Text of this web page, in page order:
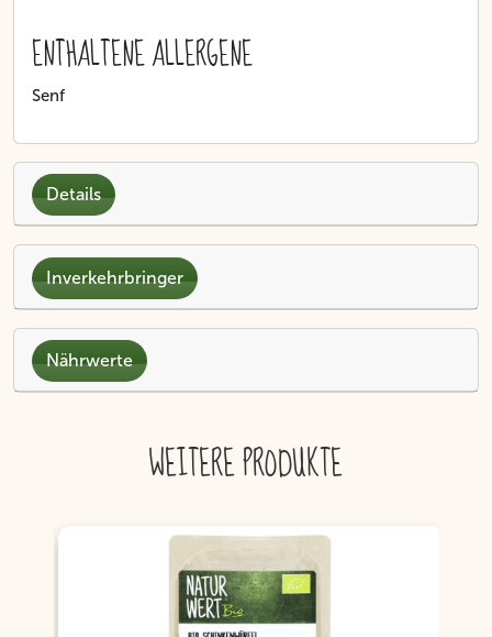
ENTHALTENE ALLERGENE
Senf
Details
Inverkehrbringer
Nährwerte
WEITERE PRODUKTE